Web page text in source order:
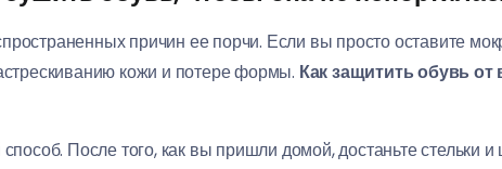
причин ее порчи. Если вы просто оставите
кожи и потере формы. Как защитить обувь
После того, как вы пришли домой, достаньте стельки